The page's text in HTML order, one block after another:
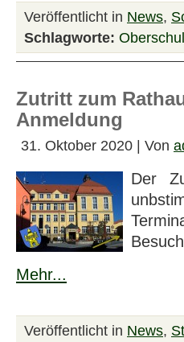
Veröffentlicht in News,
Schlagworte:
Zutritt zum
Anmeldung
31. Oktober 2020 | Von
Der
Mehr...
Veröffentlicht in News,